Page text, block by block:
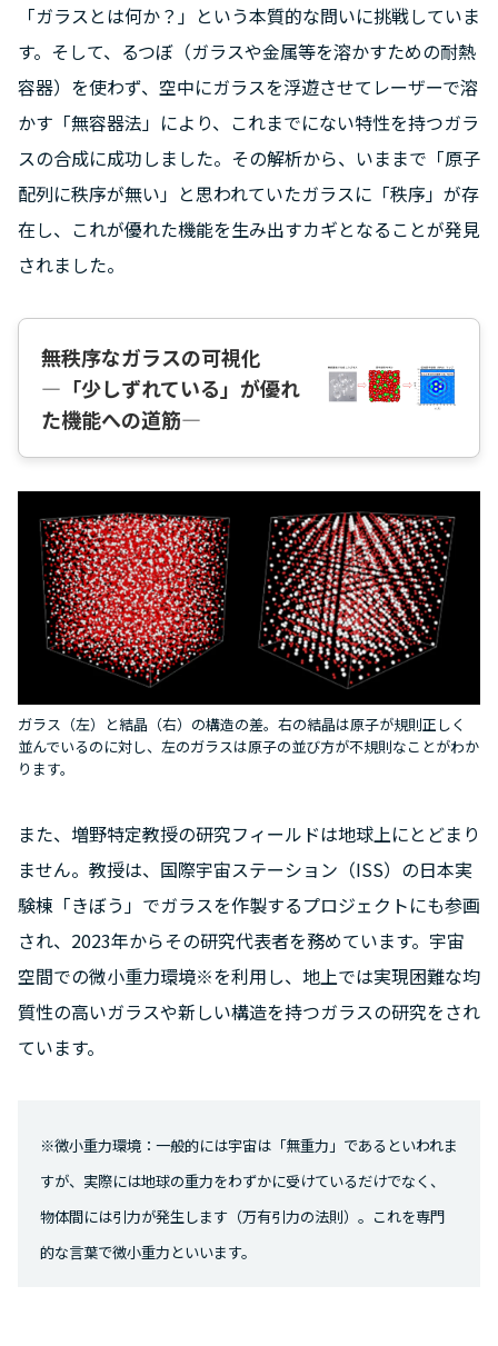
「ガラスとは何か？」という本質的な問いに挑戦していま
す。そして、るつぼ（ガラスや金属等を溶かすための耐熱
容器）を使わず、空中にガラスを浮遊させてレーザーで溶
かす「無容器法」により、これまでにない特性を持つガラ
スの合成に成功しました。その解析から、いままで「原子
配列に秩序が無い」と思われていたガラスに「秩序」が存
在し、これが優れた機能を生み出すカギとなることが発見
されました。
無秩序なガラスの可視化
―「少しずれている」が優れ
た機能への道筋―
ガラス（左）と結晶（右）の構造の差。右の結晶は原子が規則正しく
並んでいるのに対し、左のガラスは原子の並び方が不規則なことがわか
ります。
また、増野特定教授の研究フィールドは地球上にとどまり
ません。教授は、国際宇宙ステーション（ISS）の日本実
験棟「きぼう」でガラスを作製するプロジェクトにも参画
され、2023年からその研究代表者を務めています。宇宙
空間での微小重力環境※を利用し、地上では実現困難な均
質性の高いガラスや新しい構造を持つガラスの研究をされ
ています。
※微小重力環境：一般的には宇宙は「無重力」であるといわれま
すが、実際には地球の重力をわずかに受けているだけでなく、
物体間には引力が発生します（万有引力の法則）。これを専門
的な言葉で微小重力といいます。